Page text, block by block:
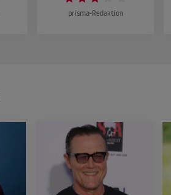
prisma-Redaktion